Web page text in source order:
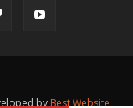
by Best Website